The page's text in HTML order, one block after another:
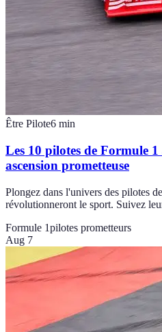
Être Pilote6 min
Les 10 pilotes de Formule
ascension prometteuse
Plongez dans l'univers des pilotes
révolutionneront le sport. Suivez
Formule 1pilotes prometteurs
Aug 7